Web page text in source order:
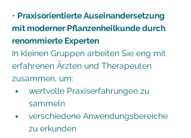
• Praxisorientierte Auseinandersetzung
mit moderner Pflanzenheilkunde durch
renommierte Experten
In kleinen Gruppen arbeiten Sie eng mit
erfahrenen Ärzten und Therapeuten
zusammen, um:
wertvolle Praxiserfahrungen zu
sammeln
verschiedene Anwendungsbereiche
zu erkunden